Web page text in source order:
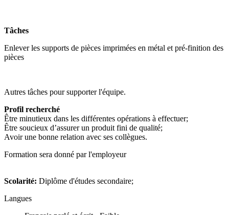
Tâches
Enlever les supports de pièces imprimées en métal et pré-finition des
pièces
Autres tâches pour supporter l'équipe.
Profil recherché
Être minutieux dans les différentes opérations à effectuer;
Être soucieux d’assurer un produit fini de qualité;
Avoir une bonne relation avec ses collègues.
Formation sera donné par l'employeur
Scolarité: Diplôme d'études secondaire;
Langues